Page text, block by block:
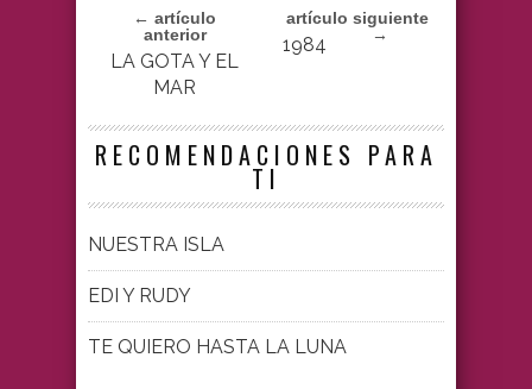
← artículo
anterior
LA GOTA Y EL
MAR
artículo siguiente
→
1984
RECOMENDACIONES PARA
TI
NUESTRA ISLA
EDI Y RUDY
TE QUIERO HASTA LA LUNA